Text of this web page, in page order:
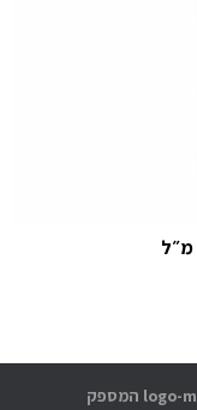
אתוס עסקים מפעילה את אתר logo-me.co.il המספק